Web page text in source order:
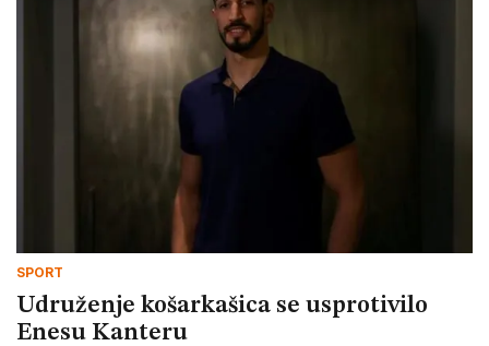
SPORT
Udruženje košarkašica se usprotivilo
Enesu Kanteru